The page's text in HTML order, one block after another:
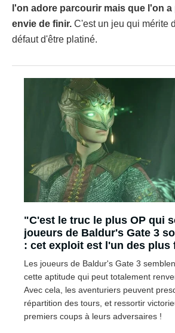
l'on adore parcourir mais que l'on
envie de finir. C'est un jeu qui mérite
défaut d'être platiné.
"C'est le truc le plus OP qui
joueurs de Baldur's Gate 3
: cet exploit est l'un des plus
Les joueurs de Baldur's Gate 3
cette aptitude qui peut totalement
Avec cela, les aventuriers peuvent
répartition des tours, et ressortir
premiers coups à leurs adversaires !